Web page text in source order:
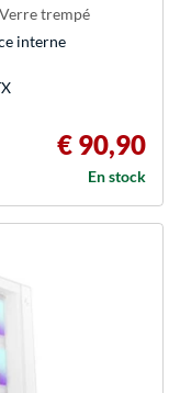
trempé
interne
€ 90,90
En stock